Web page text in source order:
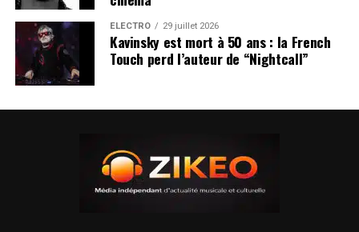
ÉLECTRO 29 juillet 2026
Kavinsky est mort à 50 ans : la French
Touch perd l’auteur de “Nightcall”